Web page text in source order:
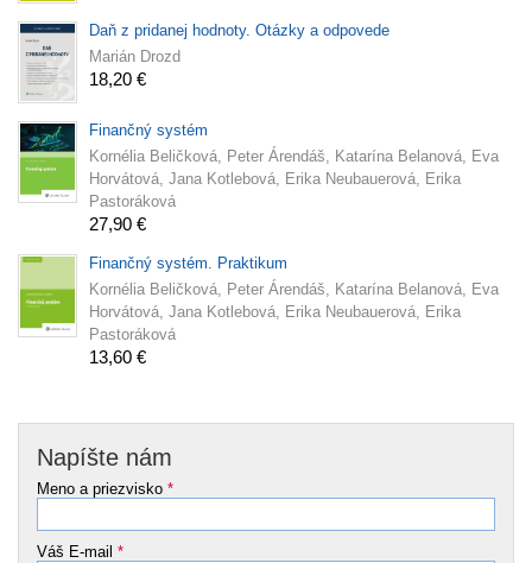
Daň z pridanej hodnoty. Otázky a odpovede
Marián Drozd
18,20 €
Finančný systém
Kornélia Beličková, Peter Árendáš, Katarína Belanová, Eva
Horvátová, Jana Kotlebová, Erika Neubauerová, Erika
Pastoráková
27,90 €
Finančný systém. Praktikum
Kornélia Beličková, Peter Árendáš, Katarína Belanová, Eva
Horvátová, Jana Kotlebová, Erika Neubauerová, Erika
Pastoráková
13,60 €
Napíšte nám
Meno a priezvisko *
Váš E-mail *